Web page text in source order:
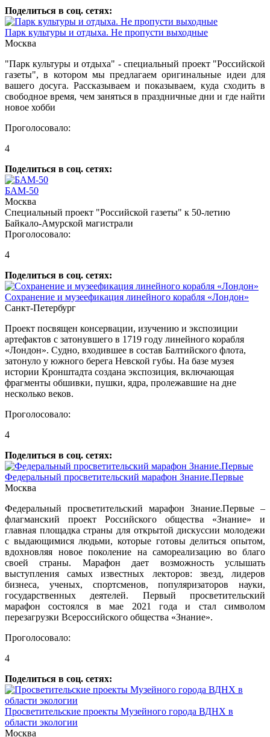
Поделиться в соц. сетях:
Парк культуры и отдыха. Не пропусти выходные
Москва
"Парк культуры и отдыха" - специальный проект "Российской
газеты", в котором мы предлагаем оригинальные идеи для
вашего досуга. Рассказываем и показываем, куда сходить в
свободное время, чем заняться в праздничные дни и где найти
новое хобби
Проголосовало:
4
Поделиться в соц. сетях:
БАМ-50
Москва
Специальный проект "Российской газеты" к 50-летию
Байкало-Амурской магистрали
Проголосовало:
4
Поделиться в соц. сетях:
Сохранение и музеефикация линейного корабля «Лондон»
Санкт-Петербург
Проект посвящен консервации, изучению и экспозиции
артефактов с затонувшего в 1719 году линейного корабля
«Лондон». Судно, входившее в состав Балтийского флота,
затонуло у южного берега Невской губы. На базе музея
истории Кронштадта создана экспозиция, включающая
фрагменты обшивки, пушки, ядра, пролежавшие на дне
несколько веков.
Проголосовало:
4
Поделиться в соц. сетях:
Федеральный просветительский марафон Знание.Первые
Москва
Федеральный просветительский марафон Знание.Первые –
флагманский проект Российского общества «Знание» и
главная площадка страны для открытой дискуссии молодежи
с выдающимися людьми, которые готовы делиться опытом,
вдохновляя новое поколение на самореализацию во благо
своей страны. Марафон дает возможность услышать
выступления самых известных лекторов: звезд, лидеров
бизнеса, ученых, спортсменов, популяризаторов науки,
государственных деятелей. Первый просветительский
марафон состоялся в мае 2021 года и стал символом
перезагрузки Всероссийского общества «Знание».
Проголосовало:
4
Поделиться в соц. сетях:
Просветительские проекты Музейного города ВДНХ в
области экологии
Москва